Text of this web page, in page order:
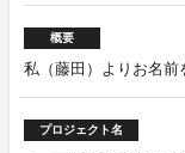
概要
私（藤田）よりお名前
プロジェクト名